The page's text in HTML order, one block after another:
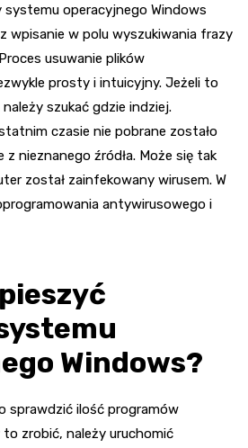
operacyjnego Windows
wpisanie w polu wyszukiwania frazy
usuwanie plików
prosty i intuicyjny. Jeżeli to
szukać gdzie indziej.
czasie nie pobrane zostało
nieznanego źródła. Może się tak
został zainfekowany wirusem. W
antywirusowego i
Windows?
sprawdzić ilość programów
to zrobić, należy uruchomić